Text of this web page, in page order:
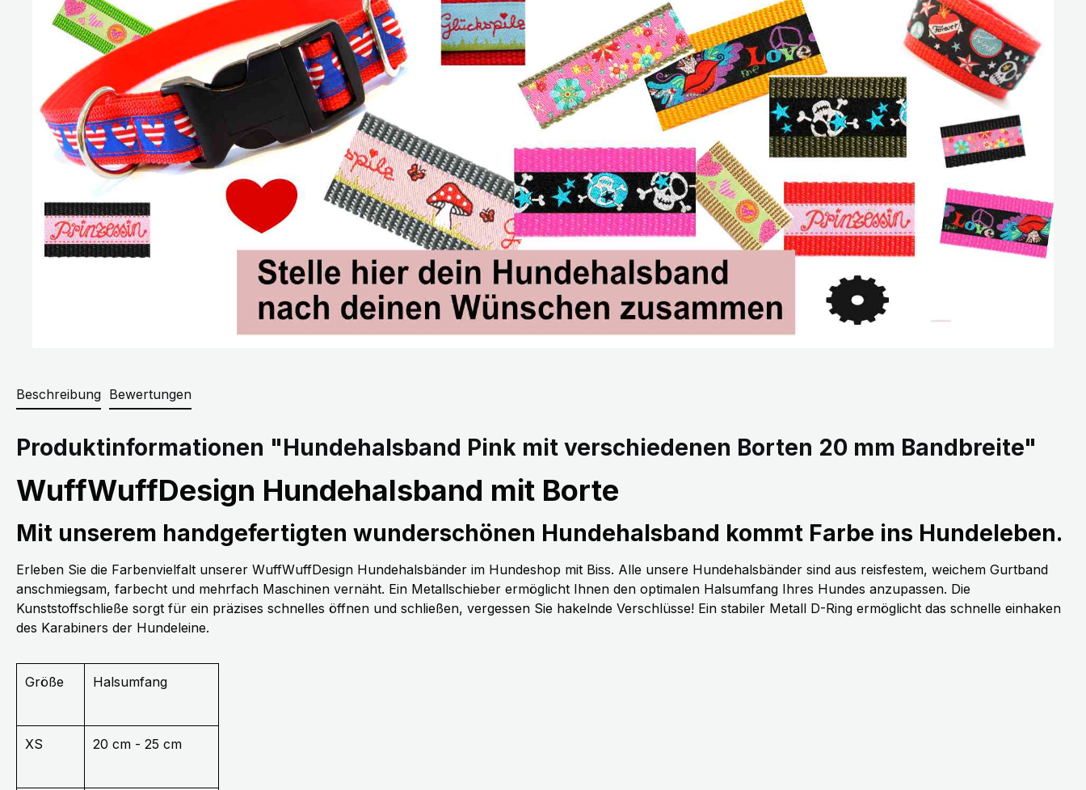
Beschreibung Bewertungen
Produktinformationen "Hundehalsband Pink mit verschiedenen Borten 20 mm Bandbreite"
WuffWuffDesign Hundehalsband mit Borte
Mit unserem handgefertigten wunderschönen Hundehalsband kommt Farbe ins Hundeleben.
Erleben Sie die Farbenvielfalt unserer WuffWuffDesign Hundehalsbänder im Hundeshop mit Biss. Alle unsere Hundehalsbänder sind aus reisfestem, weichem Gurtband
anschmiegsam, farbecht und mehrfach Maschinen vernäht. Ein Metallschieber ermöglicht Ihnen den optimalen Halsumfang Ihres Hundes anzupassen. Die
Kunststoffschließe sorgt für ein präzises schnelles öffnen und schließen, vergessen Sie hakelnde Verschlüsse! Ein stabiler Metall D-Ring ermöglicht das schnelle einhaken
des Karabiners der Hundeleine.
Größe Halsumfang
XS 20 cm - 25 cm